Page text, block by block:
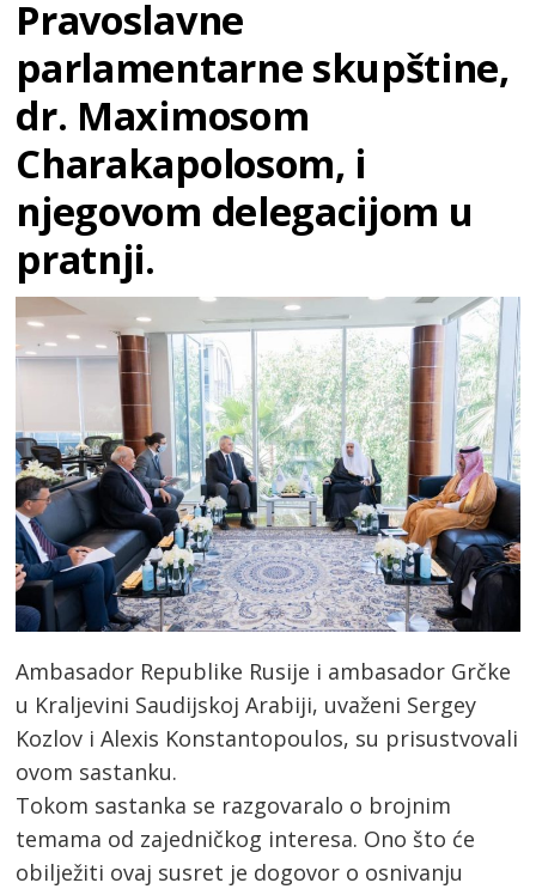
Pravoslavne
parlamentarne skupštine,
dr. Maximosom
Charakapolosom, i
njegovom delegacijom u
pratnji.
Ambasador Republike Rusije i ambasador Grčke
u Kraljevini Saudijskoj Arabiji, uvaženi Sergey
Kozlov i Alexis Konstantopoulos, su prisustvovali
ovom sastanku.
Tokom sastanka se razgovaralo o brojnim
temama od zajedničkog interesa. Ono što će
obilježiti ovaj susret je dogovor o osnivanju